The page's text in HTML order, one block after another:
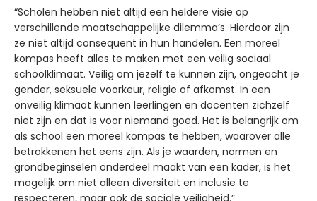
“Scholen hebben niet altijd een heldere visie op
verschillende maatschappelijke dilemma’s. Hierdoor zijn
ze niet altijd consequent in hun handelen. Een moreel
kompas heeft alles te maken met een veilig sociaal
schoolklimaat. Veilig om jezelf te kunnen zijn, ongeacht je
gender, seksuele voorkeur, religie of afkomst. In een
onveilig klimaat kunnen leerlingen en docenten zichzelf
niet zijn en dat is voor niemand goed. Het is belangrijk om
als school een moreel kompas te hebben, waarover alle
betrokkenen het eens zijn. Als je waarden, normen en
grondbeginselen onderdeel maakt van een kader, is het
mogelijk om niet alleen diversiteit en inclusie te